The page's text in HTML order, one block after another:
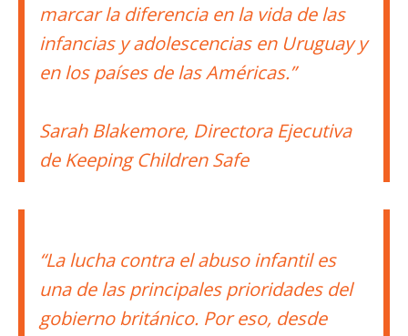
marcar la diferencia en la vida de las
infancias y adolescencias en Uruguay y
en los países de las Américas.”
Sarah Blakemore, Directora Ejecutiva
de Keeping Children Safe
“La lucha contra el abuso infantil es
una de las principales prioridades del
gobierno británico. Por eso, desde